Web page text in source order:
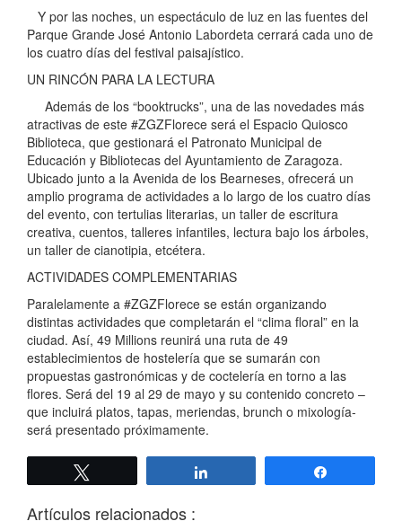
Y por las noches, un espectáculo de luz en las fuentes del
Parque Grande José Antonio Labordeta cerrará cada uno de
los cuatro días del festival paisajístico.
UN RINCÓN PARA LA LECTURA
Además de los “booktrucks”, una de las novedades más
atractivas de este #ZGZFlorece será el Espacio Quiosco
Biblioteca, que gestionará el Patronato Municipal de
Educación y Bibliotecas del Ayuntamiento de Zaragoza.
Ubicado junto a la Avenida de los Bearneses, ofrecerá un
amplio programa de actividades a lo largo de los cuatro días
del evento, con tertulias literarias, un taller de escritura
creativa, cuentos, talleres infantiles, lectura bajo los árboles,
un taller de cianotipia, etcétera.
ACTIVIDADES COMPLEMENTARIAS
Paralelamente a #ZGZFlorece se están organizando
distintas actividades que completarán el “clima floral” en la
ciudad. Así, 49 Millions reunirá una ruta de 49
establecimientos de hostelería que se sumarán con
propuestas gastronómicas y de coctelería en torno a las
flores. Será del 19 al 29 de mayo y su contenido concreto –
que incluirá platos, tapas, meriendas, brunch o mixología-
será presentado próximamente.
Artículos relacionados :